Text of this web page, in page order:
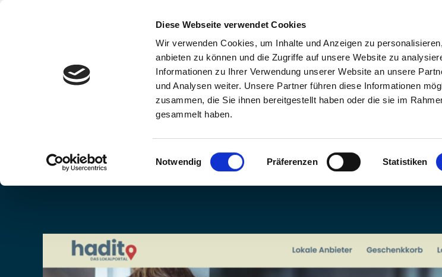
Diese Webseite verwendet Cookies
Wir verwenden Cookies, um Inhalte und Anzeigen zu
anbieten zu können und die Zugriffe auf unsere Website zu
Informationen zu Ihrer Verwendung unserer Website an unsere
und Analysen weiter. Unsere Partner führen diese Informationen
zusammen, die Sie ihnen bereitgestellt haben oder die sie im
gesammelt haben.
Einwilligungsauswahl
Notwendig Präferenzen Statistiken
grösseres